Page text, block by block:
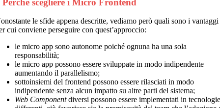
le sfide appena descritte, vediamo però quali sono i vantaggi
cui conviene perseguire con quest’approccio:
le micro app sono autonome poiché ognuna ha una sola
responsabilità;
le micro app possono essere sviluppate in modo indipendente
aumentando il parallelismo;
sottoinsiemi del frontend possono essere rilasciati in modo
indipendente senza alcun impatto su altre parti del sistema;
Web Componentdiversi possono essere implementati in